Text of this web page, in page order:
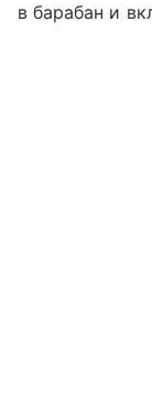
в барабан и